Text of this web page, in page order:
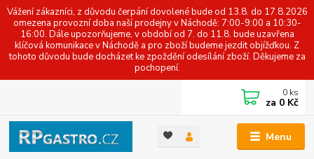
Vážení zákazníci, z důvodu čerpání dovolené bude od 13.8. do 17.8.2026
omezena provozní doba naší prodejny v Náchodě: 7:00-9:00 a 10:30-
16:00. Dále upozorňujeme, v období od 7. do 11.8. bude uzavřena
klíčová komunikace v Náchodě a pro zboží budeme jezdit objížďkou. Z
tohoto důvodu bude docházet ke zpoždění odesílání zboží. Děkujeme za
pochopení.
Menu
0 ks
za 0 Kč